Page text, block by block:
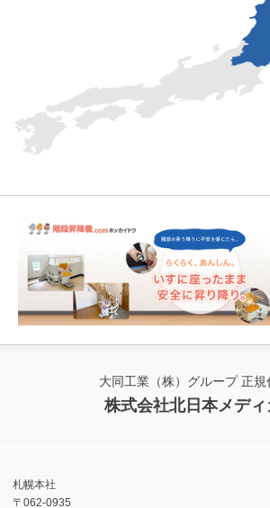
大同工業（株）グループ 正規
株式会社北日本メディ
札幌本社
〒062-0935